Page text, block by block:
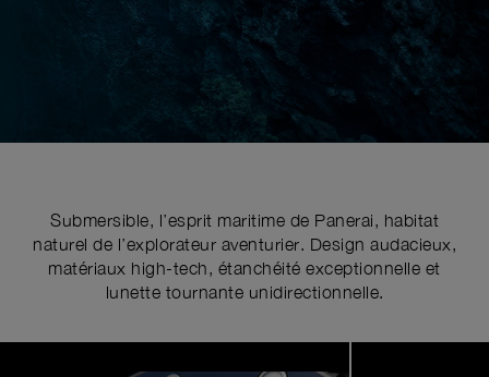
Submersible, l’esprit maritime de Panerai, habitat
naturel de l’explorateur aventurier. Design audacieux,
matériaux high-tech, étanchéité exceptionnelle et
lunette tournante unidirectionnelle.
Image